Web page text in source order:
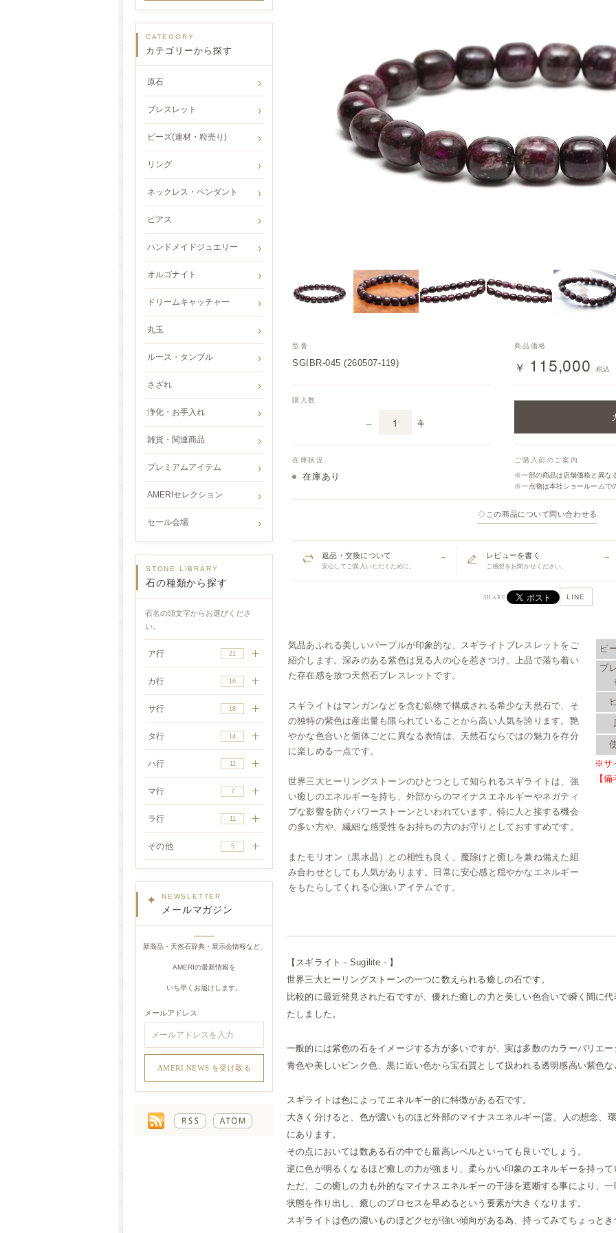
CATEGORY
カテゴリーから探す
原石
ブレスレット
ビーズ(連材・粒売り)
リング
ネックレス・ペンダント
ピアス
ハンドメイドジュエリー
オルゴナイト
ドリームキャッチャー
丸玉
ルース・タンブル
さざれ
浄化・お手入れ
雑貨・関連商品
プレミアムアイテム
AMERIセレクション
セール会場
STONE LIBRARY
石の種類から探す
石名の頭文字からお選びくださ
い。
ア行 21
カ行 16
サ行 18
タ行 14
ハ行 11
マ行 7
ラ行 11
その他 5
✦ NEWSLETTER
メールマガジン
新商品・天然石辞典・展示会情報など、
AMERIの最新情報を
いち早くお届けします。
メールアドレス
型番
SGIBR-045 (260507-119)
商品価格
￥ 115,000 税込
購入数
－ ＋
本
在庫状況
在庫あり
ご購入前のご案内
※一部の商品は店舗価格と異な
※一点物は本社ショールームで
◇ この商品について問い合わせる
返品・交換について
安心してご購入いただくために。
→ レビューを書く
ご感想をお聞かせください。
→
SHARE LINE
気品あふれる美しいパープルが印象的な、スギライトブレスレットをご
紹介します。深みのある紫色は見る人の心を惹きつけ、上品で落ち着い
た存在感を放つ天然石ブレスレットです。
スギライトはマンガンなどを含む鉱物で構成される希少な天然石で、そ
の独特の紫色は産出量も限られていることから高い人気を誇ります。艶
やかな色合いと個体ごとに異なる表情は、天然石ならではの魅力を存分
に楽しめる一点です。
世界三大ヒーリングストーンのひとつとして知られるスギライトは、強
い癒しのエネルギーを持ち、外部からのマイナスエネルギーやネガティ
ブな影響を防ぐパワーストーンといわれています。特に人と接する機会
の多い方や、繊細な感受性をお持ちの方のお守りとしておすすめです。
またモリオン（黒水晶）との相性も良く、魔除けと癒しを兼ね備えた組
み合わせとしても人気があります。日常に安心感と穏やかなエネルギー
をもたらしてくれる心強いアイテムです。
ビ
ブ
※サ
【
【スギライト - Sugilite - 】
世界三大ヒーリングストーンの一つに数えられる癒しの石です。
比較的に最近発見された石ですが、優れた癒しの力と美しい色合いで瞬く間に
たしました。
一般的には紫色の石をイメージする方が多いですが、実は多数のカラーバリエ
青色や美しいピンク色、黒に近い色から宝石質として扱われる透明感高い紫色
スギライトは色によってエネルギー的に特徴がある石です。
大きく分けると、色が濃いものほど外部のマイナスエネルギー(霊、人の想念、
にあります。
その点においては数ある石の中でも最高レベルといっても良いでしょう。
逆に色が明るくなるほど癒しの力が強まり、柔らかい印象のエネルギーを持って
ただ、この癒しの力も外的なマイナスエネルギーの干渉を遮断する事により、
状態を作り出し、癒しのプロセスを早めるという要素が大きくなります。
スギライトは色の濃いものほどクセが強い傾向がある為、持ってみてちょっと